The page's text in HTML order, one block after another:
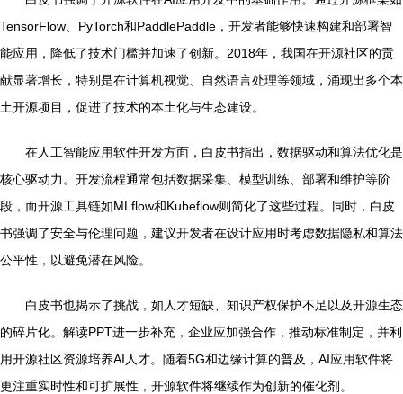
TensorFlow、PyTorch和PaddlePaddle，开发者能够快速构建和部署智
能应用，降低了技术门槛并加速了创新。2018年，我国在开源社区的贡
献显著增长，特别是在计算机视觉、自然语言处理等领域，涌现出多个本
土开源项目，促进了技术的本土化与生态建设。
在人工智能应用软件开发方面，白皮书指出，数据驱动和算法优化是
核心驱动力。开发流程通常包括数据采集、模型训练、部署和维护等阶
段，而开源工具链如MLflow和Kubeflow则简化了这些过程。同时，白皮
书强调了安全与伦理问题，建议开发者在设计应用时考虑数据隐私和算法
公平性，以避免潜在风险。
白皮书也揭示了挑战，如人才短缺、知识产权保护不足以及开源生态
的碎片化。解读PPT进一步补充，企业应加强合作，推动标准制定，并利
用开源社区资源培养AI人才。随着5G和边缘计算的普及，AI应用软件将
更注重实时性和可扩展性，开源软件将继续作为创新的催化剂。